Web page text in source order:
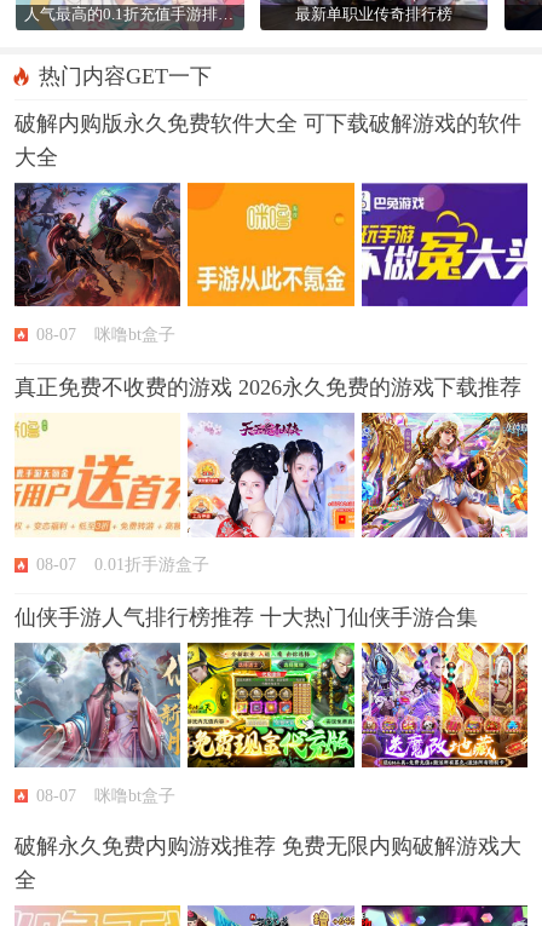
人气最高的0.1折充值手游排行榜 最新单职业传奇排行榜
热门内容GET一下
破解内购版永久免费软件大全 可下载破解游戏的软件
大全
08-07 咪噜bt盒子
真正免费不收费的游戏 2026永久免费的游戏下载推荐
08-07 0.01折手游盒子
仙侠手游人气排行榜推荐 十大热门仙侠手游合集
08-07 咪噜bt盒子
破解永久免费内购游戏推荐 免费无限内购破解游戏大
全